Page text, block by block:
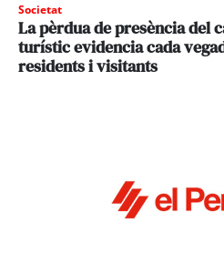
Societat
La pèrdua de presència del
turístic evidencia cada
residents i visitants